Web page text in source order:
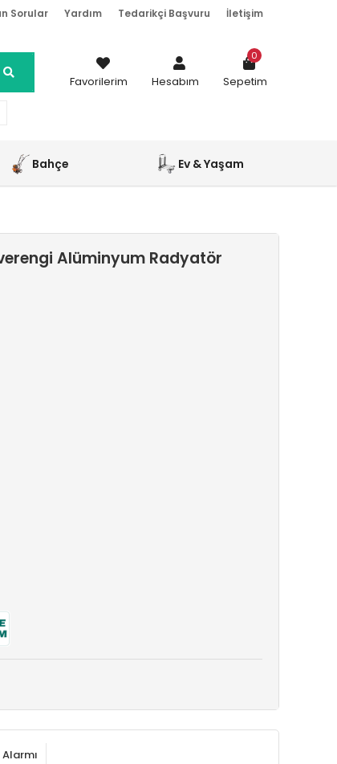
Sorular Yardım Tedarikçi Başvuru İletişim
Favorilerim Hesabım Sepetim
0
Bahçe Ev & Yaşam
Alüminyum Radyatör